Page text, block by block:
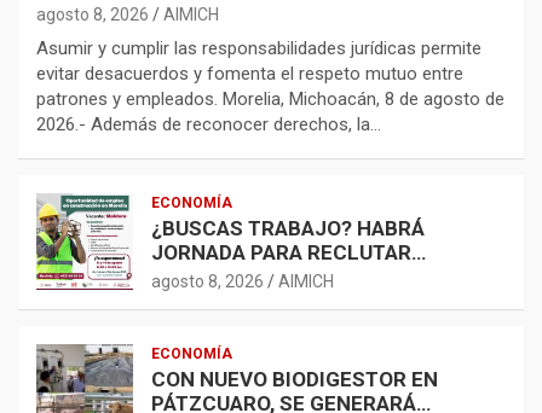
RESPONSABILIDAD
agosto 8, 2026 AIMICH
Asumir y cumplir las responsabilidades jurídicas permite
evitar desacuerdos y fomenta el respeto mutuo entre
patrones y empleados. Morelia, Michoacán, 8 de agosto de
2026.- Además de reconocer derechos, la…
ECONOMÍA
¿BUSCAS TRABAJO? HABRÁ
JORNADA PARA RECLUTAR
PERSONAL PARA LA
agosto 8, 2026 AIMICH
ECONOMÍA
CON NUEVO BIODIGESTOR EN
PÁTZCUARO, SE GENERARÁ